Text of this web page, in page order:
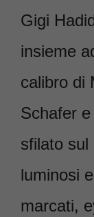
Gigi
insieme
calibro di
Schafer
sfilato sul
luminosi
marcati,